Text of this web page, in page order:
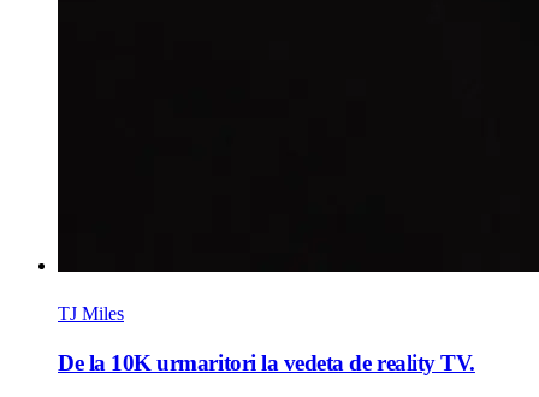
TJ Miles
De la 10K urmaritori la vedeta de reality TV.